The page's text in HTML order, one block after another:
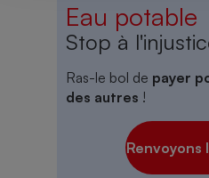
Eau potable
Stop à
Ras-le bol de payer
des autres !
Renvoyons